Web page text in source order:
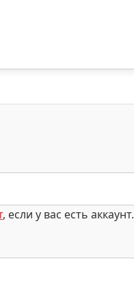
, если у вас есть аккаунт.